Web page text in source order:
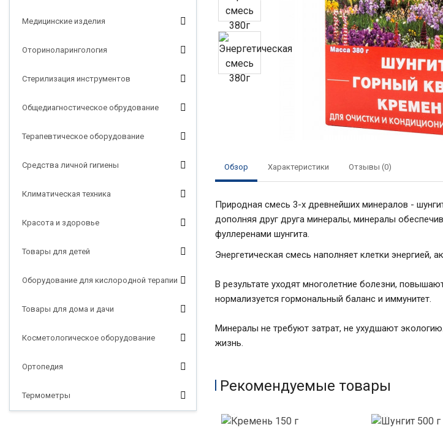
Медицинские изделия
Оториноларингология
Стерилизация инструментов
Общедиагностическое обрудование
Терапевтическое оборудование
Средства личной гигиены
Климатическая техника
Красота и здоровье
Товары для детей
Оборудование для кислородной терапии
Товары для дома и дачи
Косметологическое оборудование
Ортопедия
Термометры
Обзор Характеристики Отзывы (0)
Природная смесь 3-х древнейших минералов -
дополняя друг друга минералы, минералы
фуллеренами шунгита.
Энергетическая смесь наполняет клетки
В результате уходят многолетние болезни,
нормализуется гормональный баланс и иммунитет.
Минералы не требуют затрат, не ухудшают
жизнь.
Рекомендуемые товары